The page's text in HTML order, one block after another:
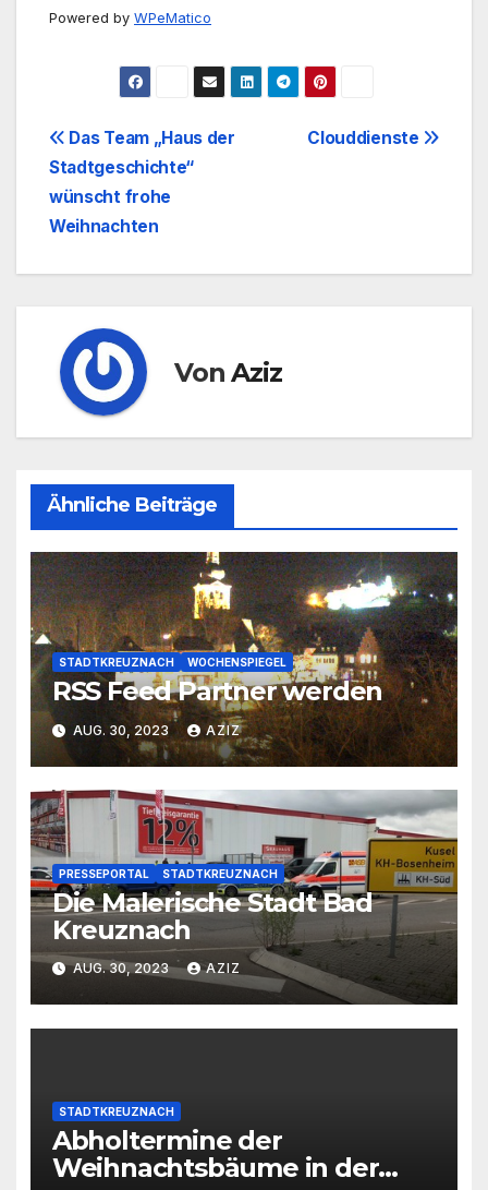
Powered by WPeMatico
Beitrags-
Navigation
Clouddienste
Das Team „Haus der
Stadtgeschichte“
wünscht frohe
Weihnachten
VonAziz
Ähnliche Beiträge
STADTKREUZNACH WOCHENSPIEGEL
RSS Feed Partner werden
AUG. 30, 2023 AZIZ
PRESSEPORTAL STADTKREUZNACH
Die Malerische Stadt Bad
Kreuznach
AUG. 30, 2023 AZIZ
STADTKREUZNACH
Abholtermine der
Weihnachtsbäume in der